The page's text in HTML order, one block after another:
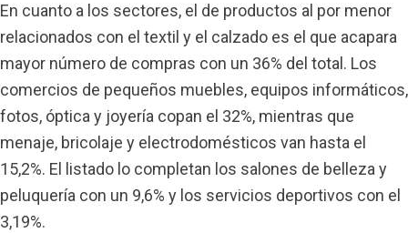
En cuanto a los sectores, el de productos al por menor
relacionados con el textil y el calzado es el que acapara
mayor número de compras con un 36% del total. Los
comercios de pequeños muebles, equipos informáticos,
fotos, óptica y joyería copan el 32%, mientras que
menaje, bricolaje y electrodomésticos van hasta el
15,2%. El listado lo completan los salones de belleza y
peluquería con un 9,6% y los servicios deportivos con el
3,19%.